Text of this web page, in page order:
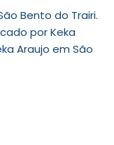
Bento do Trairi.
por Keka
Araujo em São